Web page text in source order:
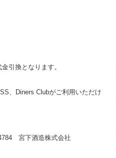
引換となります。
、Diners Clubがご利用いただけ
宮下酒造株式会社